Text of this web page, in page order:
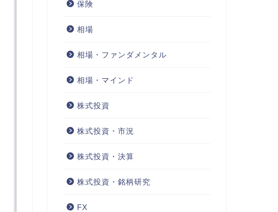
保険
相場
相場・ファンダメンタル
相場・マインド
株式投資
株式投資・市況
株式投資・決算
株式投資・銘柄研究
FX